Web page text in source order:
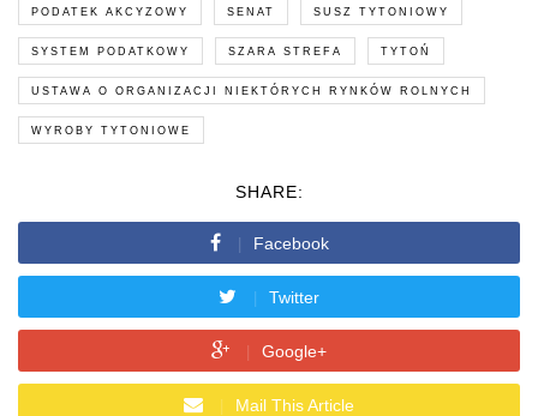
PODATEK AKCYZOWY SENAT SUSZ TYTONIOWY
SYSTEM PODATKOWY SZARA STREFA TYTOŃ
USTAWA O ORGANIZACJI NIEKTÓRYCH RYNKÓW ROLNYCH
WYROBY TYTONIOWE
SHARE:
Facebook
Twitter
Google+
Mail This Article